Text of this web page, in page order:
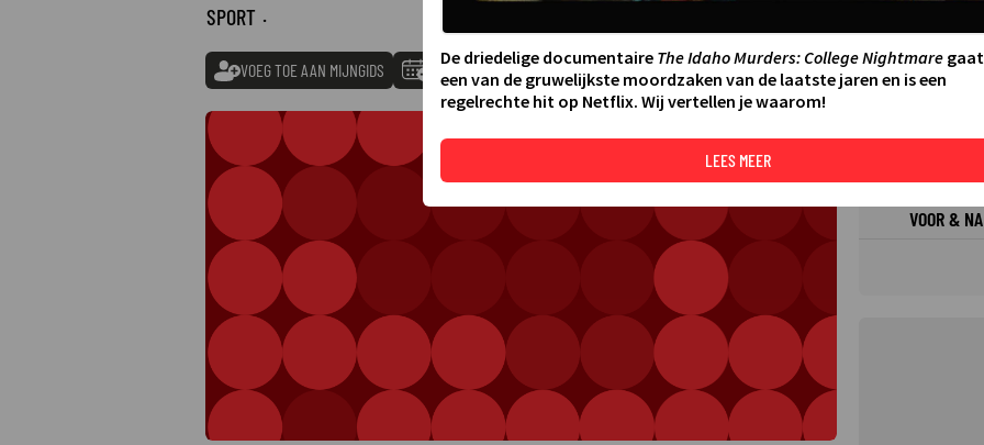
SPORT ·
VOEG TOE AAN MIJNGIDS TOEVOEGEN AAN AGENDA DELEN
DE
VOOR &
De driedelige documentaire The Idaho Murders: College Nightmaregaat
een van de gruwelijkste moordzaken van de laatste jaren en is een
regelrechte hit op Netflix. Wij vertellen je waarom!
LEES MEER